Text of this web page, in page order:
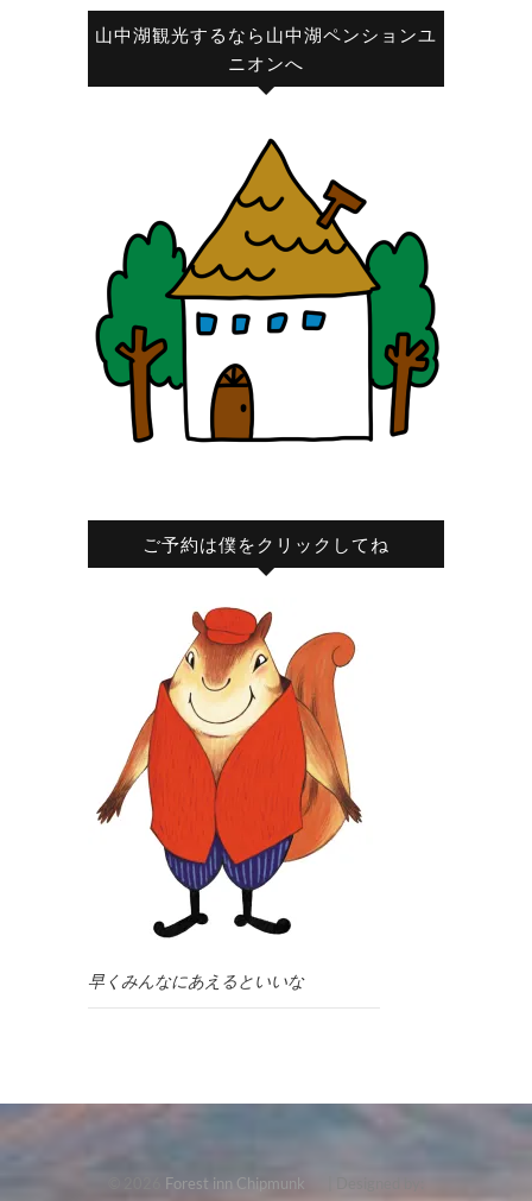
山中湖観光するなら山中湖ペンションユ
ニオンへ
ご予約は僕をクリックしてね
早くみんなにあえるといいな
Forest inn Chipmunk